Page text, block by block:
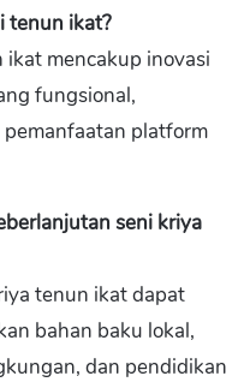
tenun ikat?
mencakup inovasi
fungsional,
platform
seni kriya
tenun ikat dapat
bahan baku lokal,
dan pendidikan